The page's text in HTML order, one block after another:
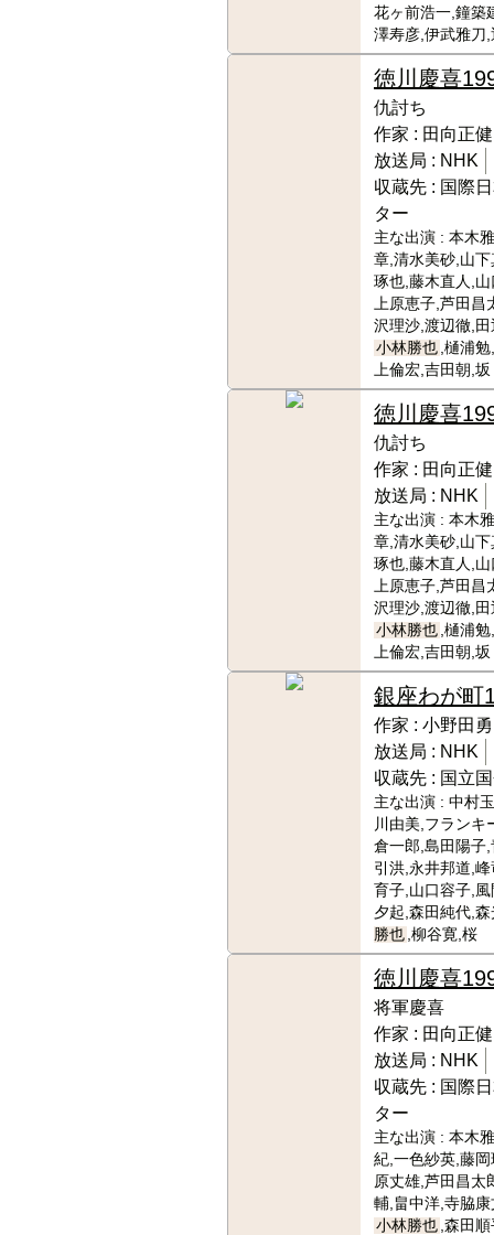
花ヶ前浩一,鐘築
澤寿彦,伊武雅刀,
徳川慶喜
仇討ち
作家 : 田向正健
放送局 : NHK
収蔵先 : 国際
ター
主な出演 : 本木
章,清水美砂,山
琢也,藤木直人,
上原恵子,芦田
沢理沙,渡辺徹,
小林勝也 ,樋浦
上倫宏,吉田朝,坂
徳川慶喜
仇討ち
作家 : 田向正健
放送局 : NHK
主な出演 : 本木
章,清水美砂,山
琢也,藤木直人,
上原恵子,芦田
沢理沙,渡辺徹,
小林勝也 ,樋浦
上倫宏,吉田朝,坂
銀座わが町
作家 : 小野田勇
放送局 : NHK
収蔵先 : 国立
主な出演 : 中村
川由美,フランキ
倉一郎,島田陽子
引洪,永井邦道,
育子,山口容子,
夕起,森田純代,
勝也 ,柳谷寛,桜
徳川慶喜
将軍慶喜
作家 : 田向正健
放送局 : NHK
収蔵先 : 国際
ター
主な出演 : 本木
紀,一色紗英,藤
原丈雄,芦田昌太
輔,畠中洋,寺脇
小林勝也 ,森田